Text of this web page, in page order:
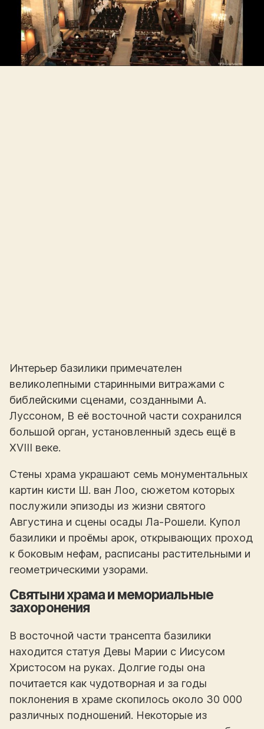
Интерьер базилики примечателен
великолепными старинными витражами с
библейскими сценами, созданными А.
Луссоном, В её восточной части сохранился
большой орган, установленный здесь ещё в
XVIII веке.
Стены храма украшают семь монументальных
картин кисти Ш. ван Лоо, сюжетом которых
послужили эпизоды из жизни святого
Августина и сцены осады Ла-Рошели. Купол
базилики и проёмы арок, открывающих проход
к боковым нефам, расписаны растительными и
геометрическими узорами.
Святыни храма и мемориальные
захоронения
В восточной части трансепта базилики
находится статуя Девы Марии с Иисусом
Христосом на руках. Долгие годы она
почитается как чудотворная и за годы
поклонения в храме скопилось около 30 000
различных подношений. Некоторые из